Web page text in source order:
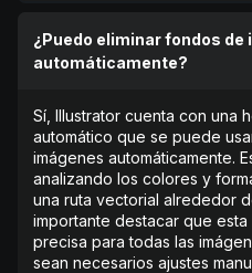
¿Puedo eliminar fondos
automáticamente?
Sí, Illustrator cuenta con una
automático que se puede
imágenes automáticamente.
analizando los colores y
una ruta vectorial alrededor
importante destacar que
precisa para todas las
sean necesarios ajustes